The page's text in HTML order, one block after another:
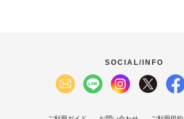
SOCIAL/INFO